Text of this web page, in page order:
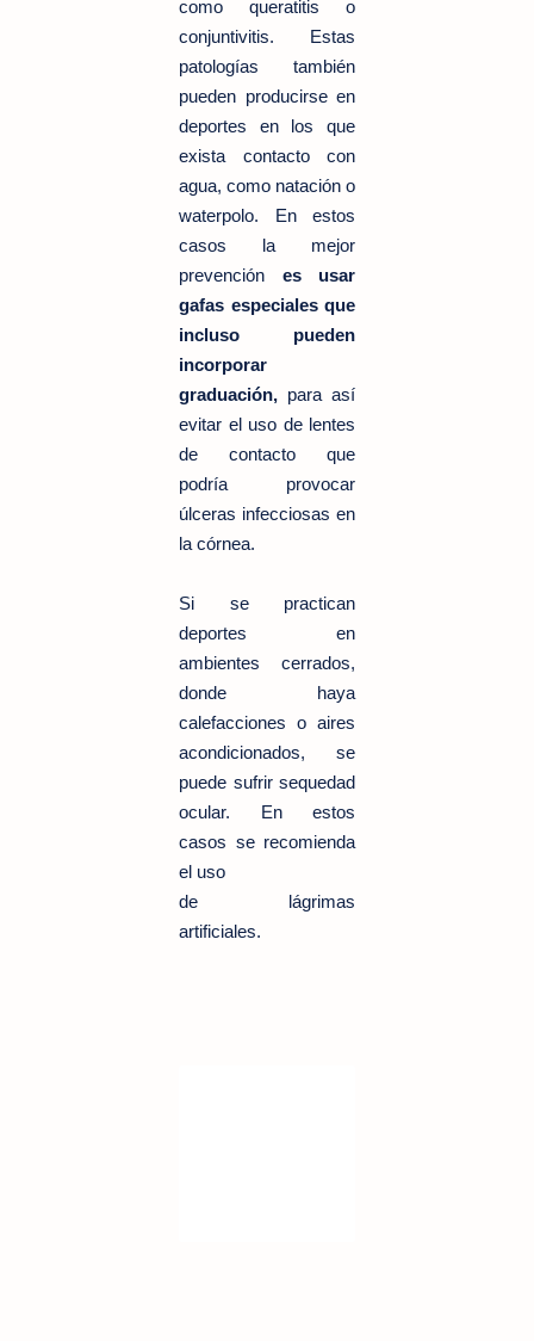
como queratitis o
conjuntivitis. Estas
patologías también
pueden producirse en
deportes en los que
exista contacto con
agua, como natación o
waterpolo. En estos
casos la mejor
prevención es usar
gafas especiales que
incluso pueden
incorporar
graduación, para así
evitar el uso de lentes
de contacto que
podría provocar
úlceras infecciosas en
la córnea.
Si se practican
deportes en
ambientes cerrados,
donde haya
calefacciones o aires
acondicionados, se
puede sufrir sequedad
ocular. En estos
casos se recomienda
el uso
de lágrimas
artificiales.